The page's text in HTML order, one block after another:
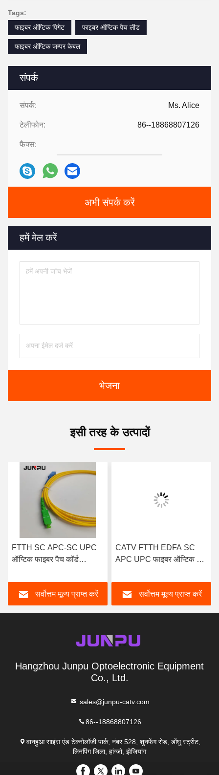
संपर्क
संपर्क: Ms. Alice
टेलीफोन: 86--18868807126
फैक्स:
अभी संपर्क करें
हमें मेल करें
भेजना
Tags:
फाइबर ऑप्टिक पिगेट
फाइबर ऑप्टिक पैच लीड
फाइबर ऑप्टिक जम्पर केबल
इसी तरह के उत्पादों
FTTH SC APC-SC UPC
ऑप्टिक फाइबर पैच कॉर्ड
सर्वोत्तम मूल्य प्राप्त करें
CATV FTTH EDFA SC
APC UPC फाइबर ऑप्टिक पैच
SC 1/3/5 मीटर
सर्वोत्तम मूल्य प्राप्त करें
Hangzhou Junpu Optoelectronic Equipment
Co., Ltd.
sales@junpu-catv.com
86--18868807126
वानहुआ साइंस एंड टेक्नोलॉजी पार्क, नंबर 528, शुनफेंग रोड, डोंघु स्ट्रीट,
लिनपिंग जिला, हांग्जो, झेजियांग